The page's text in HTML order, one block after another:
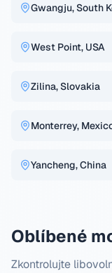
Gwangju, South
West Point, USA
Zilina, Slovakia
Monterrey,
Yancheng, China
Oblíbené
Zkontrolujte